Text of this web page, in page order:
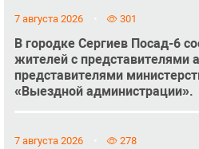
7 августа 2026 301
В городке Сергиев Посад-6
жителей с представителями
представителями
«Выездной администрации».
7 августа 2026 278